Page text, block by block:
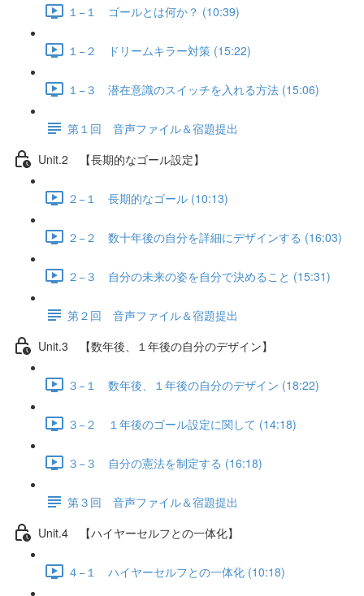
１−１ ゴールとは何か？ (10:39)
１−２ ドリームキラー対策 (15:22)
１−３ 潜在意識のスイッチを入れる方法 (15:06)
第１回 音声ファイル＆宿題提出
Unit.2 【長期的なゴール設定】
２−１ 長期的なゴール (10:13)
２−２ 数十年後の自分を詳細にデザインする (16:03)
２−３ 自分の未来の姿を自分で決めること (15:31)
第２回 音声ファイル＆宿題提出
Unit.3 【数年後、１年後の自分のデザイン】
３−１ 数年後、１年後の自分のデザイン (18:22)
３−２ １年後のゴール設定に関して (14:18)
３−３ 自分の憲法を制定する (16:18)
第３回 音声ファイル＆宿題提出
Unit.4 【ハイヤーセルフとの一体化】
４−１ ハイヤーセルフとの一体化 (10:18)